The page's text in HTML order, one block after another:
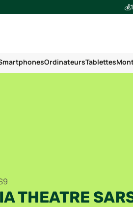
💰
OrdinateursTablettes
THEATRE